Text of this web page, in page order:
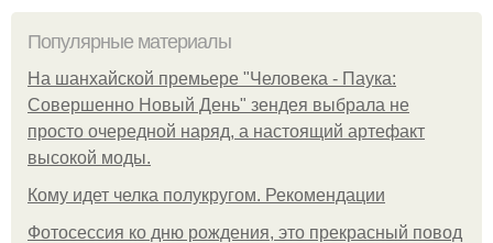
Популярные материалы
На шанхайской премьере "Человека - Паука:
Совершенно Новый День" зендея выбрала не
просто очередной наряд, а настоящий артефакт
высокой моды.
Кому идет челка полукругом. Рекомендации
Фотосессия ко дню рождения, это прекрасный повод